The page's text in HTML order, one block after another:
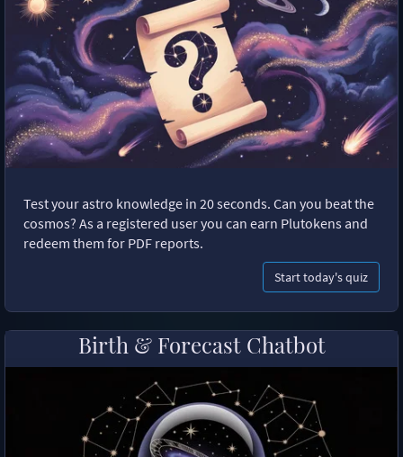
Test your astro knowledge in 20 seconds. Can you beat the
cosmos? As a registered user you can earn Plutokens and
redeem them for PDF reports.
Start today's quiz
Birth & Forecast Chatbot